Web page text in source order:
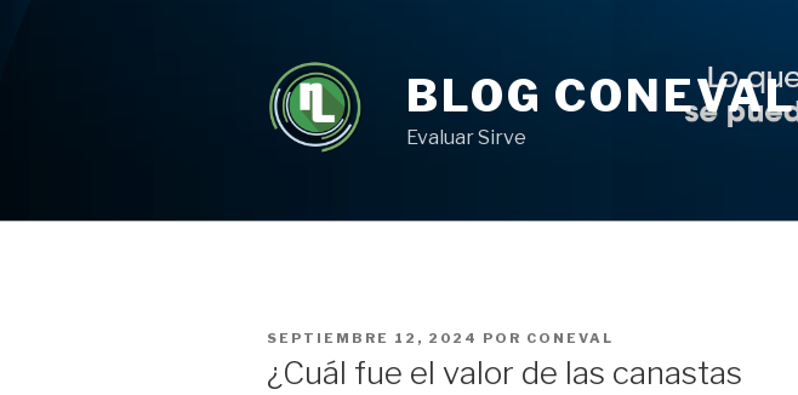
BLOG CONEVAL
Evaluar Sirve
PUBLICADO
EN
SEPTIEMBRE 12, 2024 POR CONEVAL
¿Cuál fue el valor de las canastas